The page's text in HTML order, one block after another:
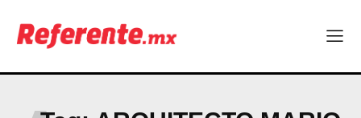
Más escuelas renovadas: fortalecen espacios para el regreso
a clases
¿Y si el futuro industrial de Chihuahua estuviera en el aire?
partida